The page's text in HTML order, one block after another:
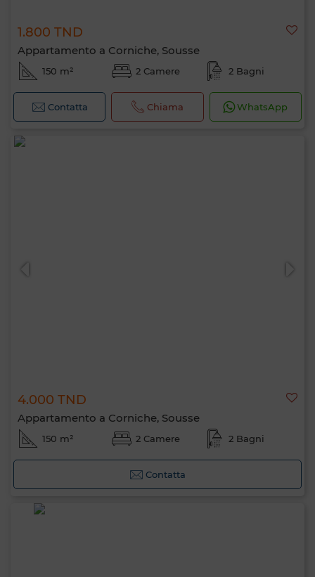
1.800 TND
Appartamento a Corniche, Sousse
150 m² 2 Camere 2 Bagni
Contatta Chiama WhatsApp
4.000 TND
Appartamento a Corniche, Sousse
150 m² 2 Camere 2 Bagni
Contatta